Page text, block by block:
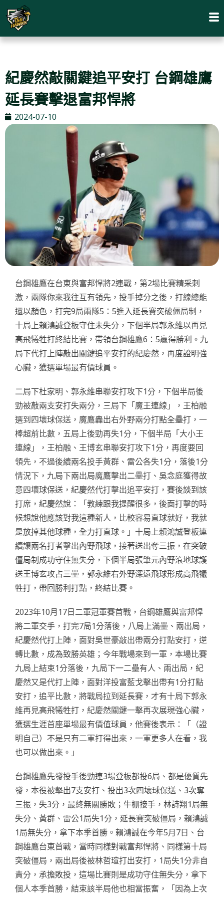
紀慶然敲關鍵追平安打 台鋼雄鷹
延長賽擊退富邦悍將
2024-07-10
台鋼雄鷹在台東與富邦悍將2連戰，第2場比賽精采刺
激，兩隊你來我往互有領先，投手掉分之後，打線總能
還以顏色，打完9局兩隊5：5進入延長賽突破僵局制，
十局上賴鴻誠登板守住未失分，下個半局郭永維以再見
高飛犧牲打終結比賽，帶領台鋼雄鷹6：5贏得勝利。九
局下代打上陣敲出關鍵追平安打的紀慶然，再度證明強
心臟，獲選單場最有價球員。
二局下杜家明、郭永維串聯安打攻下1分，下個半局後
勁被敲兩支安打失兩分，三局下「魔王連線」，王柏融
選到四壞球保送，魔鷹轟出右外野兩分打點全壘打，一
棒超前比數，五局上後勁再失1分，下個半局「大小王
連線」，王柏融、王博玄串聯安打攻下1分，再度要回
領先，不過後續兩名投手黃群、雷公各失1分，落後1分
情況下，九局下兩出局魔鷹擊出二壘打、吳念庭獲得故
意四壞球保送，紀慶然代打擊出追平安打，賽後談到該
打席，紀慶然說：「教練跟我提醒很多，後面打擊的時
候想說他應該對我這種新人，比較容易直球就好，我就
是放掉其他球種，全力打直球。」十局上賴鴻誠登板連
續讓兩名打者擊出內野飛球，接著送出奪三振，在突破
僵局制成功守住無失分，下個半局張肇元內野滾地球護
送王博玄攻占三壘，郭永維右外野深遠飛球形成高飛犧
牲打，帶回勝利打點，終結比賽。
2023年10月17日二軍冠軍賽首戰，台鋼雄鷹與富邦悍
將二軍交手，打完7局1分落後，八局上滿壘、兩出局，
紀慶然代打上陣，面對吳世豪敲出帶兩分打點安打，逆
轉比數，成為致勝英雄；今年戰場來到一軍，本場比賽
九局上結束1分落後，九局下一二壘有人、兩出局，紀
慶然又是代打上陣，面對洋投富藍戈擊出帶有1分打點
安打，追平比數，將戰局拉到延長賽，才有十局下郭永
維再見高飛犧牲打，紀慶然關鍵一擊再次展現強心臟，
獲選生涯首座單場最有價值球員，他賽後表示：「（證
明自己）不是只有二軍打得出來，一軍更多人在看，我
也可以做出來。」
台鋼雄鷹先發投手後勁連3場登板都投6局、都是優質先
發，本役被擊出7支安打、投出3次四壞球保送、3次奪
三振，失3分，最終無關勝敗；牛棚接手，林詩翔1局無
失分、黃群、雷公1局失1分，延長賽突破僵局，賴鴻誠
1局無失分，拿下本季首勝。賴鴻誠在今年5月7日、台
鋼雄鷹台東首戰，當時同樣對戰富邦悍將、同樣第十局
突破僵局，兩出局後被林哲瑄打出安打，1局失1分非自
責分，承擔敗投，這場比賽則是成功守住無失分，拿下
個人本季首勝，結束該半局他也相當振奮，「因為上次